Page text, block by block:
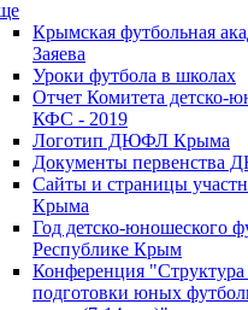
Крымская футбольная
Заяева
Уроки футбола в школах
Отчет Комитета детско-
КФС - 2019
Логотип ДЮФЛ Крыма
Документы
Сайты и страницы
Крыма
Год детско-юношеского
Республике Крым
Конференция
подготовки юных